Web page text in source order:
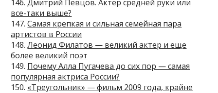
146.Дмитрий Певцов. Актер средней руки или
все-таки выше?
147.Самая крепкая и сильная семейная пара
артистов в России
148.Леонид Филатов — великий актер и еще
более великий поэт
149. Почему Алла Пугачева до сих пор — самая
популярная актриса России?
150. «Треугольник» — фильм 2009 года, крайне